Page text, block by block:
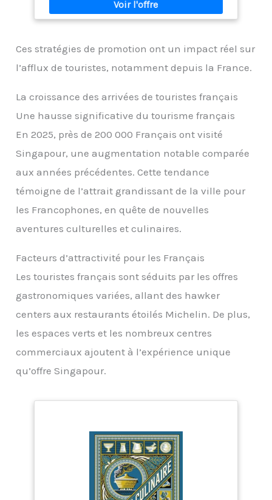
Ces stratégies de promotion ont un impact réel sur
l’afflux de touristes, notamment depuis la France.
La croissance des arrivées de touristes français
Une hausse significative du tourisme français
En 2025, près de 200 000 Français ont visité
Singapour, une augmentation notable comparée
aux années précédentes. Cette tendance
témoigne de l’attrait grandissant de la ville pour
les Francophones, en quête de nouvelles
aventures culturelles et culinaires.
Facteurs d’attractivité pour les Français
Les touristes français sont séduits par les offres
gastronomiques variées, allant des hawker
centers aux restaurants étoilés Michelin. De plus,
les espaces verts et les nombreux centres
commerciaux ajoutent à l’expérience unique
qu’offre Singapour.